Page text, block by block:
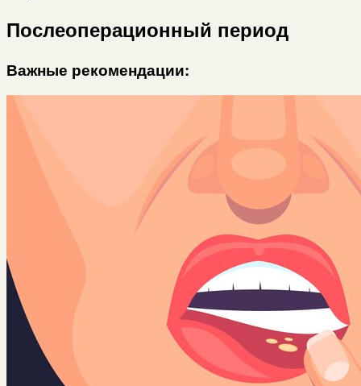
Послеоперационный период
Важные рекомендации: